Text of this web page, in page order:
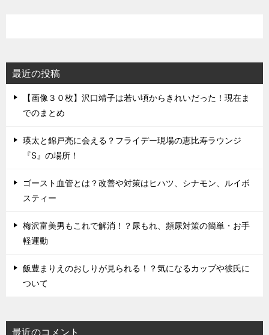
最近の投稿
【画像３０枚】沢口靖子は若い頃からきれいだった！現在ま
でのまとめ
瑛太と錦戸亮に会える？フライデー現場の恵比寿ラウンジ
『S』の場所！
ゴースト血管とは？改善や対策はヒハツ、シナモン、ルイボ
スティー
梅沢富美男もこれで解消！？尿もれ、頻尿対策の簡単・お手
軽運動
飯豊まりえのおしりが見られる！？気になるカップや彼氏に
ついて
最近のコメント